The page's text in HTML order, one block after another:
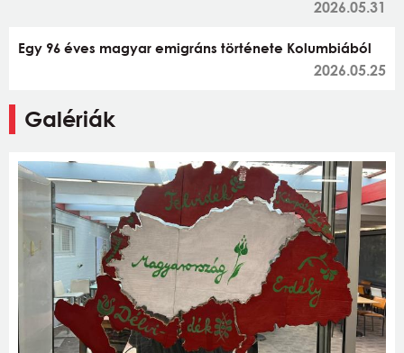
2026.05.31
Egy 96 éves magyar emigráns története Kolumbiából
2026.05.25
Galériák